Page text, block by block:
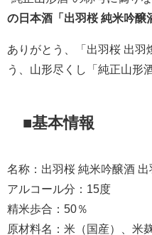
の日本酒「出羽桜 純米吟醸
ありがとう、「出羽桜 出
う、山形尽くし「純正山形
■基本情報
名称：出羽桜 純米吟醸酒
アルコール分：15度
精米歩合：50％
原材料名：米（国産）、米